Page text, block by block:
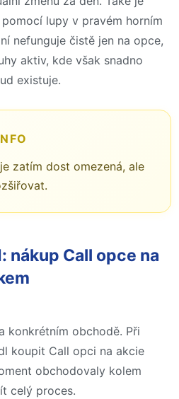
lupy v pravém horním
nefunguje čistě jen na opce,
aktiv, kde však snadno
existuje.
zatím dost omezená, ale
nákup Call opce na
konkrétním obchodě. Při
koupit Call opci na akcie
obchodovaly kolem
celý proces.